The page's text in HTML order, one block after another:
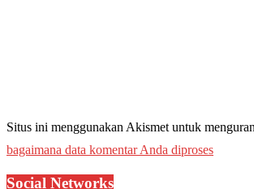
Situs ini menggunakan Akismet untuk
bagaimana data komentar Anda diproses
Social Networks